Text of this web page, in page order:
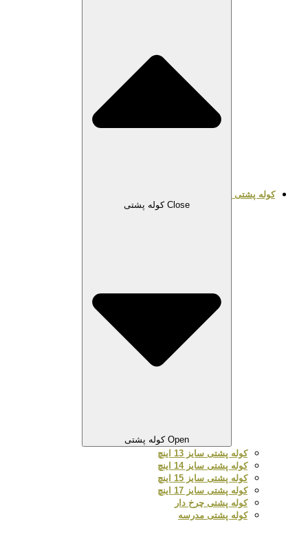
کوله پشتی
Close کوله پشتی
Open کوله پشتی
کوله پشتی سایز 13 اینچ
کوله پشتی سایز 14 اینچ
کوله پشتی سایز 15 اینچ
کوله پشتی سایز 17 اینچ
کوله پشتی چرخ دار
کوله پشتی مدرسه